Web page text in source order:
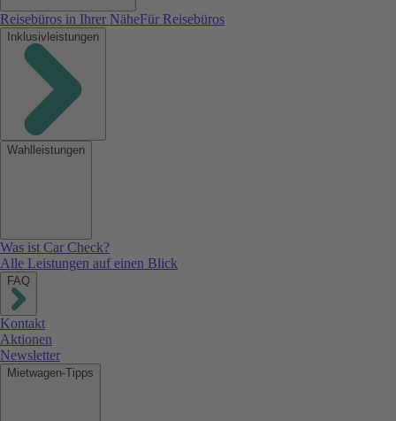
Reisebüros in Ihrer NäheFür Reisebüros
Inklusivleistungen
Wahlleistungen
Was ist Car Check?
Alle Leistungen auf einen Blick
FAQ
Kontakt
Aktionen
Newsletter
Mietwagen-Tipps